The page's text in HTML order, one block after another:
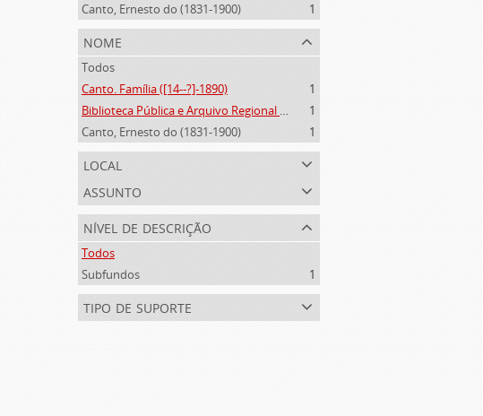
Canto, Ernesto do (1831-1900)
1
nome
Todos
Canto. Família ([14--?]-1890)
1
Biblioteca Pública e Arquivo Regional de Ponta Delgada (1841- )
1
Canto, Ernesto do (1831-1900)
1
local
assunto
nível de descrição
Todos
Subfundos
1
tipo de suporte